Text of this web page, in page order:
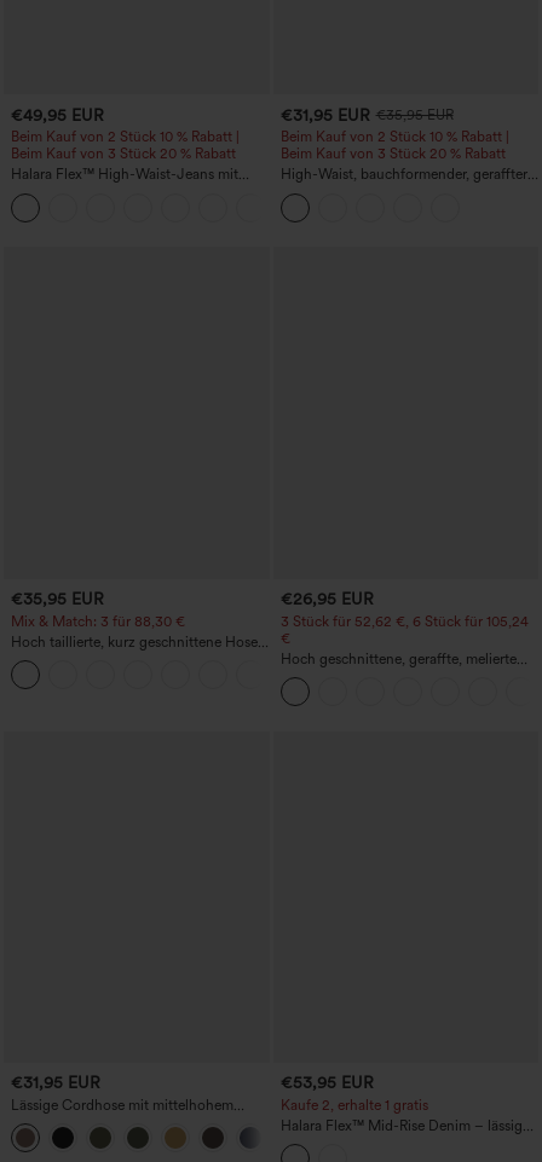
€49,95 EUR
Beim Kauf von 2 Stück 10 % Rabatt |
Beim Kauf von 3 Stück 20 % Rabatt
Halara Flex™ High-Waist-Jeans mit
Bauchkontrolle, weitem Bein und
Taschen
€31,95 EUR €35,95 EUR
Beim Kauf von 2 Stück 10 % Rabatt |
Beim Kauf von 3 Stück 20 % Rabatt
High-Waist, bauchformender, geraffter
Midirock mit geschwungenem Saum, 2-
in-1 Fleece/PU, lässig
€35,95 EUR
Mix & Match: 3 für 88,30 €
Hoch taillierte, kurz geschnittene Hose
mit Reißverschlusstasche in Leinenoptik
€26,95 EUR
3 Stück für 52,62 €, 6 Stück für 105,24
€
Hoch geschnittene, geraffte, melierte
Yoga-Pedal-Pusher-Joggers mit
Taschen
€31,95 EUR
Lässige Cordhose mit mittelhohem
Bund, Reißverschluss und Seitentaschen
€53,95 EUR
Kaufe 2, erhalte 1 gratis
Halara Flex™ Mid-Rise Denim – lässige
Ballon-Jogger mit Taschen